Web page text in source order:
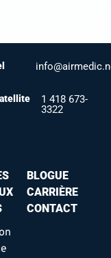
1 418 673-
3322
BLOGUE
CARRIÈRE
CONTACT